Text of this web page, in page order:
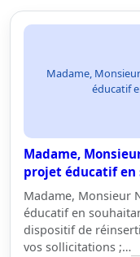
Madame,
éducatif
Madame,
projet éducatif
Madame, Monsieur
éducatif en
dispositif de
vos sollicitations ;…